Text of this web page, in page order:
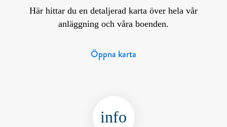
Här hittar du en detaljerad karta över hela vår
anläggning och våra boenden.
Öppna karta
info